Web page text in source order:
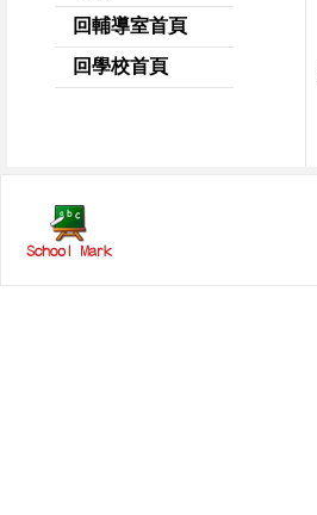
回輔導室首頁
回學校首頁